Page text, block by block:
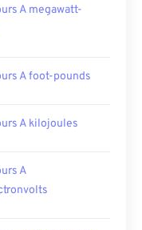
A megawatt-
A foot-pounds
A kilojoules
A